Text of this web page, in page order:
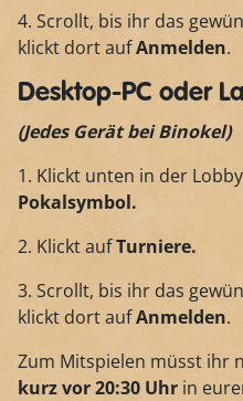
4. Scrollt, bis ihr das
klickt dort aufAnmelden.
Desktop-PC oder
(Jedes Gerät bei Binokel)
1. Klickt unten in der
Pokalsymbol.
2. Klickt aufTurniere.
3. Scrollt, bis ihr das
klickt dort aufAnmelden.
Zum Mitspielen müsst ihr
kurzvor 20:30 Uhr in